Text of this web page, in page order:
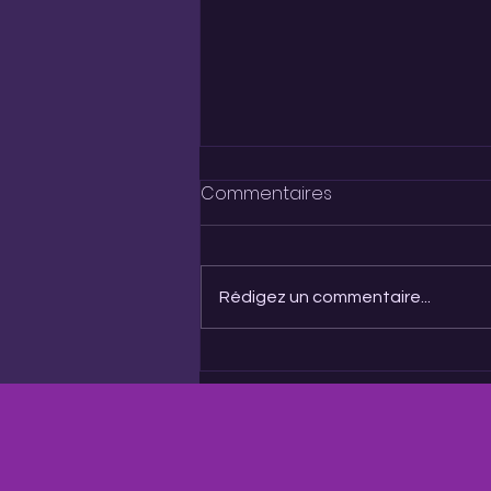
21 - Troubles bipolaires : ce
Commentaires
Rédigez un commentaire...